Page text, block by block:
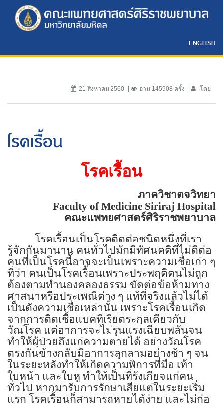
ENGLISH
21 สิงหาคม 2560 อ่าน 145908 ครั้ง โดย
โรคเรื้อน
โรคเรื้อน
ภาควิชาตจวิทยา
Faculty ofMedicine Siriraj Hospital
คณะแพทยศาสตร์ศิริราชพยาบาล
โรคเรื้อนเป็นโรคติดต่อชนิดหนึ่งที่เรา
รู้จักกันมานาน คนทั่วไปมักมีทัศนคติที่ไม่ดีต่อ
คนที่เป็นโรคนี้อาจจะเป็นเพราะความเชื่อเก่า ๆ
ที่ว่า คนเป็นโรคเรื้อนเพราะประพฤติตนไม่ถูก
ต้องตามทำนองคลองธรรม ขัดต่อข้อห้ามทาง
ศาสนาหรือประเพณีต่าง ๆ แท้ที่จริงแล้วไม่ได้
เป็นดังความเชื่อเหล่านั้น เพราะโรคเรื้อนเกิด
จากการติดเชื้อแบคทีเรียตระกูลเดียวกับ
วัณโรค แต่อาการจะไม่รุนแรงเฉียบพลันจน
ทำให้ผู้ป่วยถึงแก่ความตายได้ อย่างวัณโรค
ตรงกันข้างกลับมีอาการลุกลามอย่างช้า ๆ จน
ในระยะหลังทำให้เกิดความพิการที่มือ เท้า
ใบหน้า และใบหู ทำให้เป็นที่รังเกียจแก่คน
ทั่วไป หากมารับการรักษาเสียแต่ในระยะเริ่ม
แรก โรคเรื้อนก็สามารถหายได้ง่าย และไม่ก่อ